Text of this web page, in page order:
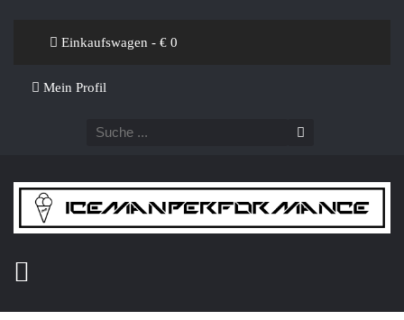
Einkaufswagen - € 0
Mein Profil